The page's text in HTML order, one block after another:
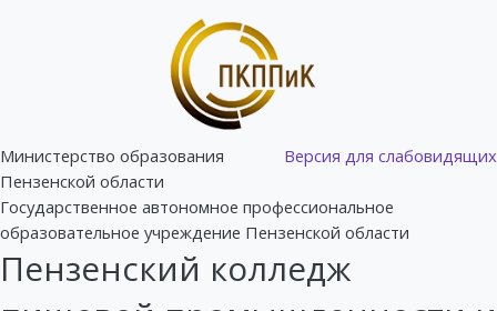
Версия для слабовидящих
Министерство образования
Пензенской области
Государственное автономное профессиональное
образовательное учреждение Пензенской области
Пензенский колледж